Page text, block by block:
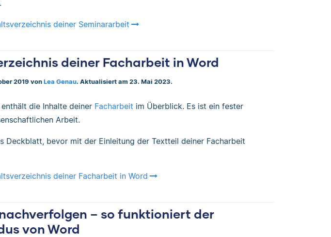
deiner Seminararbeit
deiner Facharbeit in Word
2019 von Lea Genau. Aktualisiert am 23. Mai 2023.
die Inhalte deiner Facharbeit im Überblick. Es ist ein fester
Arbeit.
Deckblatt, bevor mit der Einleitung der Textteil deiner Facharbeit
deiner Facharbeit in Word
– so funktioniert der
von Word